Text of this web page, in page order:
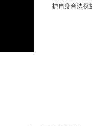
护自身合法权